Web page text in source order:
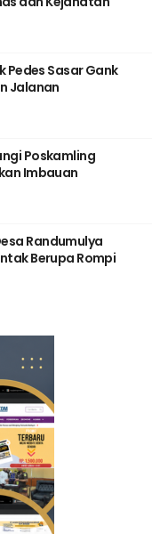
Pedes Sasar Gank
Jalanan
Poskamling
Imbauan
Randumulya
Berupa Rompi